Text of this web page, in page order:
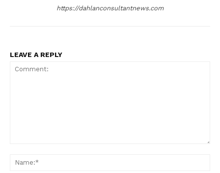
https://dahlanconsultantnews.com
LEAVE A REPLY